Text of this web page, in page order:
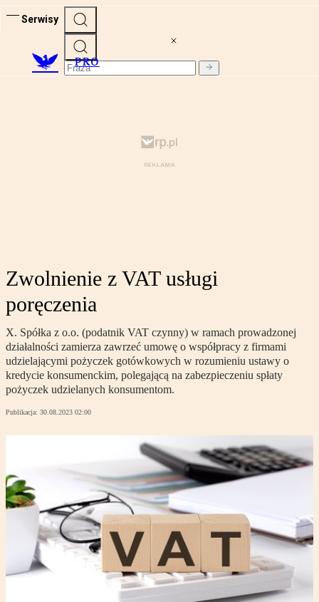
Serwisy
PRO
Zwolnienie z VAT usługi
poręczenia
X. Spółka z o.o. (podatnik VAT czynny) w ramach prowadzonej
działalności zamierza zawrzeć umowę o współpracy z firmami
udzielającymi pożyczek gotówkowych w rozumieniu ustawy o
kredycie konsumenckim, polegającą na zabezpieczeniu spłaty
pożyczek udzielanych konsumentom.
Publikacja: 30.08.2023 02:00